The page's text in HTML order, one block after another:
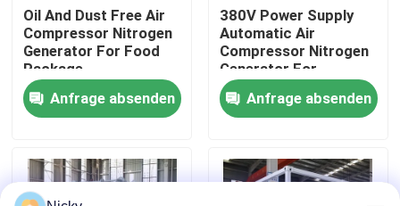
Neuigkeiten
Bitte um ein Angebot
Hoher Reinheitsgrad-Stickstoff-Generator
Oil And Dust Free Air
Compressor Nitrogen
Generator For Food
Package
Anfrage absenden
380V Power Supply
Automatic Air
Compressor Nitrogen
Generator For
Beverage Filling
Anfrage absenden